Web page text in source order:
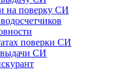
на поверку СИ
поверки СИ
СИ